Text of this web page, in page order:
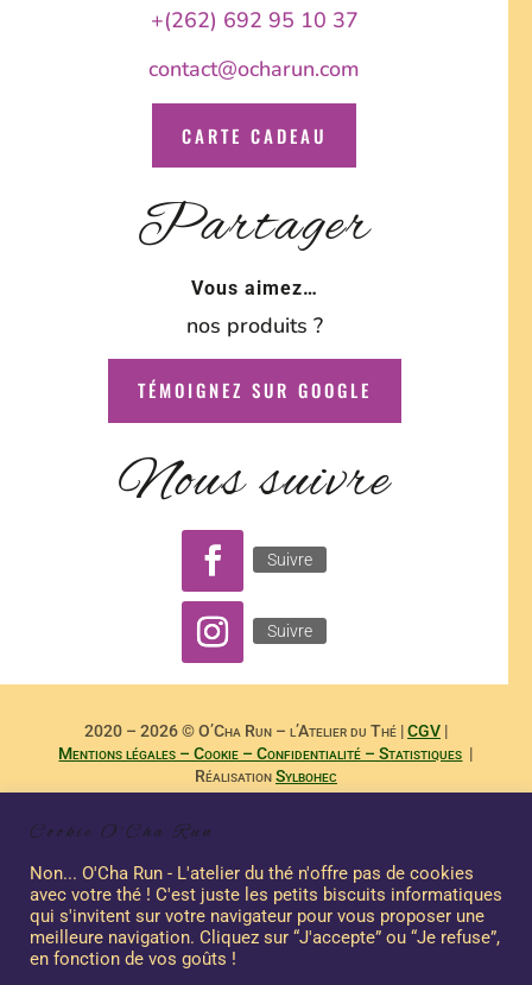
+(262) 692 95 10 37
contact@ocharun.com
CARTE CADEAU
Partager
Vous aimez…
nos produits ?
TÉMOIGNEZ SUR GOOGLE
Nous suivre
Suivre
Suivre
2020 – 2026 © O’Cha Run – l’Atelier du Thé |CGV|
Mentions légales – Cookie – Confidentialité – Statistiques |
RéalisationSylbohec
Photographies deNicole Boubee Photographe
Ce site a été financé à l’aide du FEDER dans le cadre de la réponse de
Cookie O'Cha Run
Non... O'Cha Run - L'atelier du thé n'offre pas de cookies
avec votre thé ! C'est juste les petits biscuits informatiques
qui s'invitent sur votre navigateur pour vous proposer une
meilleure navigation. Cliquez sur “J'accepte” ou “Je refuse”,
en fonction de vos goûts !